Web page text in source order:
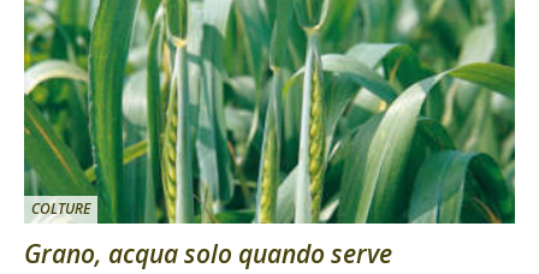
COLTURE
Grano, acqua solo quando serve